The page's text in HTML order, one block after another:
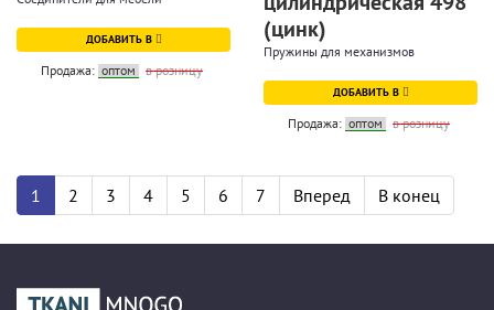
ДОБАВИТЬ В
Продажа: оптом в розницу
(цинк)
Пружины для механизмов
ДОБАВИТЬ В
Продажа: оптом в розницу
1 2 3 4 5 6 7 Вперед В конец